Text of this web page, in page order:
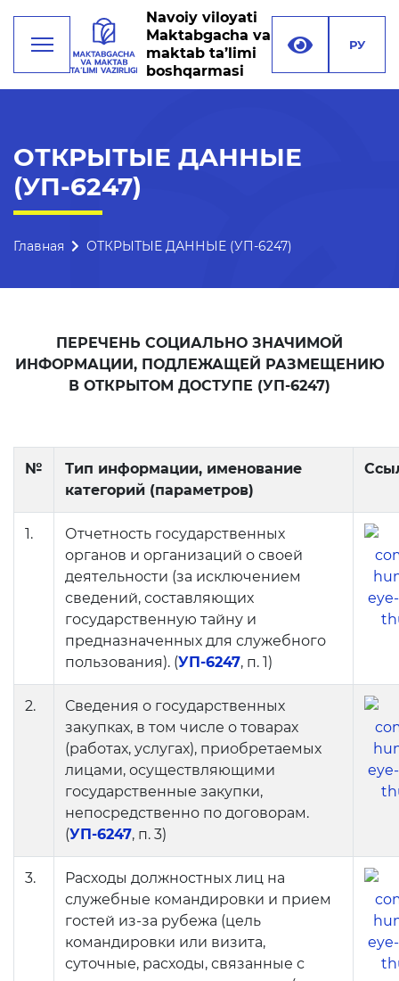
Руководство
Миссия, цели и задачи
Реквизиты
Международные
отношения
Образование
Аналитические данные
Термины об образовании
Kelajak markazi
Отчеты
Электронный дневник
Прием в 1 класс
Электронный аттестат
Электронная библиотека
Единая электронная
система
Повышение
квалификации
Navoiy viloyati
Maktabgacha va
maktab ta’limi
boshqarmasi
РУ
ОТКРЫТЫЕ ДАННЫЕ
(УП-6247)
Главная ОТКРЫТЫЕ ДАННЫЕ (УП-6247)
ПЕРЕЧЕНЬ СОЦИАЛЬНО ЗНАЧИМОЙ
ИНФОРМАЦИИ, ПОДЛЕЖАЩЕЙ РАЗМЕЩЕНИЮ
В ОТКРЫТОМ ДОСТУПЕ (УП-6247)
№
Тип информации, именование
категорий (параметров)
1.
Отчетность государственных
органов и организаций о своей
деятельности (за исключением
сведений, составляющих
государственную тайну и
предназначенных для служебного
пользования). (УП-6247, п. 1)
2.
Сведения о государственных
закупках, в том числе о товарах
(работах, услугах), приобретаемых
лицами, осуществляющими
государственные закупки,
непосредственно по договорам.
(УП-6247, п. 3)
3.
Расходы должностных лиц на
служебные командировки и прием
гостей из-за рубежа (цель
командировки или визита,
суточные, расходы, связанные с